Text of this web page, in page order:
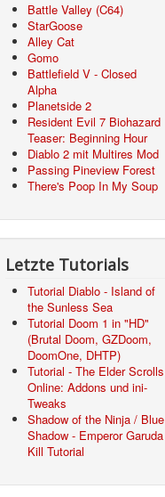
Battle Valley (C64)
StarGoose
Alley Cat
Gomo
Battlefield V - Closed
Alpha
Planetside 2
Resident Evil 7 Biohazard
Teaser: Beginning Hour
Diablo 2 mit Multires Mod
Passing Pineview Forest
There's Poop In My Soup
Letzte Tutorials
Tutorial Diablo - Island of
the Sunless Sea
Tutorial Doom 1 in "HD"
(Brutal Doom, GZDoom,
DoomOne, DHTP)
Tutorial - The Elder Scrolls
Online: Addons und ini-
Tweaks
Shadow of the Ninja / Blue
Shadow - Emperor Garuda
Kill Tutorial